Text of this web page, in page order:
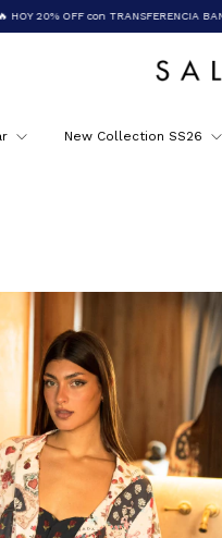
BANCARIA! 💳 Hasta 6
New Collection SS26